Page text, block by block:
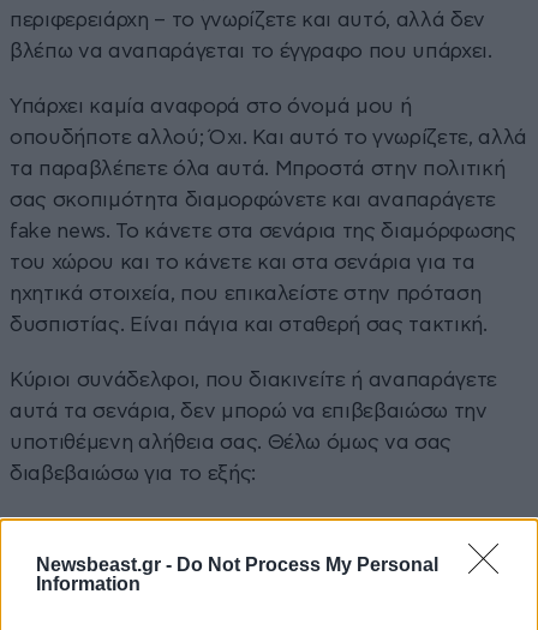
Newsbeast.gr - Do Not Process My Personal
Information
περιφερειάρχη – το γνωρίζετε και αυτό, αλλά δεν
βλέπω να αναπαράγεται το έγγραφο που υπάρχει.
Υπάρχει καμία αναφορά στο όνομά μου ή
οπουδήποτε αλλού; Όχι. Και αυτό το γνωρίζετε, αλλά
τα παραβλέπετε όλα αυτά. Μπροστά στην πολιτική
σας σκοπιμότητα διαμορφώνετε και αναπαράγετε
fake news. Το κάνετε στα σενάρια της διαμόρφωσης
του χώρου και το κάνετε και στα σενάρια για τα
ηχητικά στοιχεία, που επικαλείστε στην πρόταση
δυσπιστίας. Είναι πάγια και σταθερή σας τακτική.
Κύριοι συνάδελφοι, που διακινείτε ή αναπαράγετε
αυτά τα σενάρια, δεν μπορώ να επιβεβαιώσω την
υποτιθέμενη αλήθεια σας. Θέλω όμως να σας
διαβεβαιώσω για το εξής:
από σενάρια, συνωμοσίες και μη στοιχειοθετημένες
εικασίες, που στο βωμό του πρόσκαιρου πολιτικού